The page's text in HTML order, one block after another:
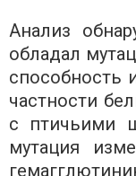
Анализ
обладал
способность
частности
с птичьими
мутация